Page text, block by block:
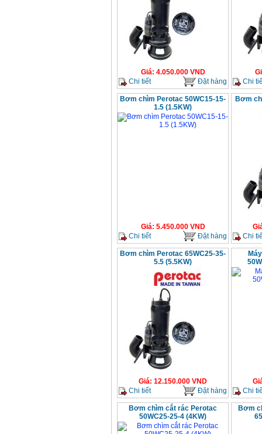
Giá: 4.050.000VND
Chi tiết
Đặt hàng
Chi
Bơm chìm Perotac 50WC15-15-
1.5 (1.5KW)
Giá: 5.450.000VND
Chi tiết
Đặt hàng
Bơm
Chi
Bơm chìm Perotac 65WC25-35-
5.5 (5.5KW)
Giá: 12.150.000 VND
Chi tiết
Đặt hàng
Chi
Bơm chìm cắt rác Perotac
50WC25-25-4 (4KW)
Bơm